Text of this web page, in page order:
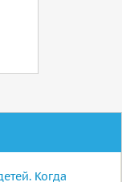
Когда